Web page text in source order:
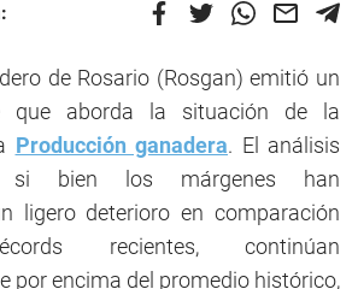
de Rosario (Rosgan) emitió un
que aborda la situación de la
Producción ganadera. El análisis
si bien los márgenes han
ligero deterioro en comparación
recientes, continúan
por encima del promedio histórico,